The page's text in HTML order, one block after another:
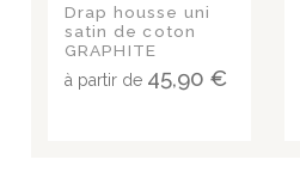
Drap housse uni
satin de coton
GRAPHITE
à partir de 45,90 €